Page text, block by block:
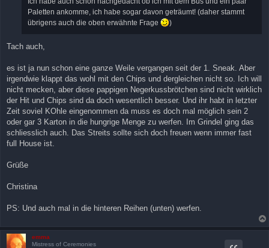
Paletten ankomme, ich habe sogar davon geträumt! (daher stammt
übrigens auch die oben erwähnte Frage
)
Tach auch,
es ist ja nun schon eine ganze Weile vergangen seit der 1. Sneak. Aber
irgendwie klappt das wohl mit den Chips und dergleichen nicht so. Ich will
nicht mecken, aber diese pappigen Negerkussbrötchen sind nicht wirklich
der Hit und Chips sind da doch wesentlich besser. Und ihr habt in letzter
Zeit soviel KOhle eingenommen da muss es doch mal möglich sein 2
oder gar 3 Karton in die hungrige Menge zu werfen. Im Grindel ging das
schliesslich auch. Das Streits sollte sich doch freuen wenn immer fast
full House ist.
Grüße
Christina
PS: Und auch mal in die hinteren Reihen (unten) werfen.
emma
Mistress of Ceremonies